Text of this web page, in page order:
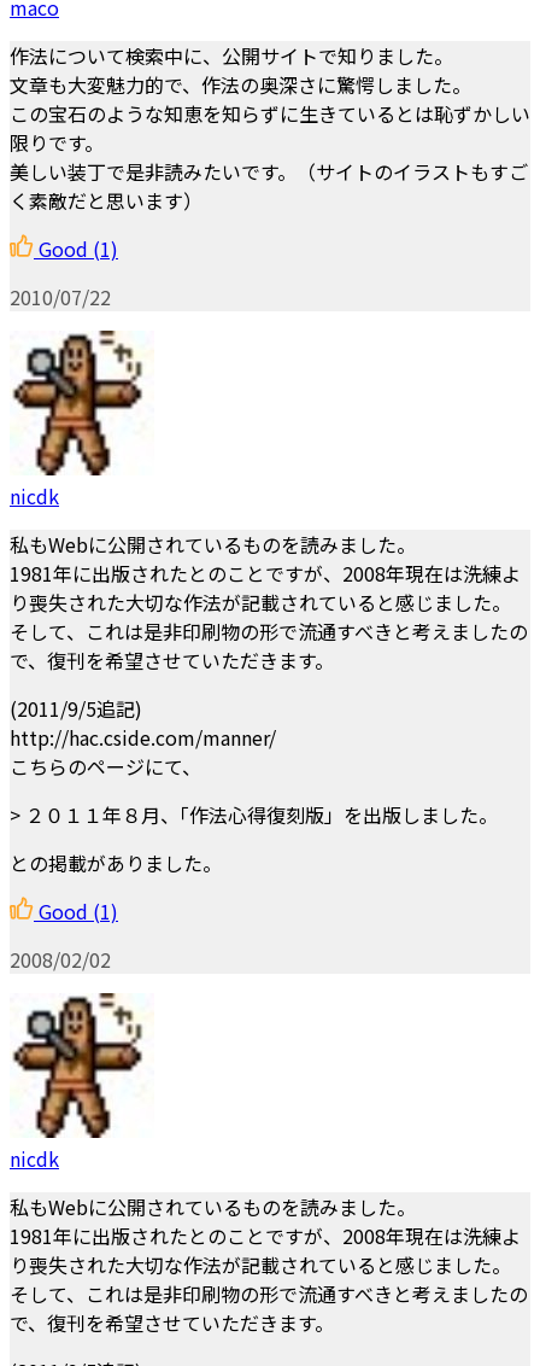
maco
作法について検索中に、公開サイトで知りました。
文章も大変魅力的で、作法の奥深さに驚愕しました。
この宝石のような知恵を知らずに生きているとは恥ずかしい
限りです。
美しい装丁で是非読みたいです。（サイトのイラストもすご
く素敵だと思います）
Good (1)
2010/07/22
nicdk
私もWebに公開されているものを読みました。
1981年に出版されたとのことですが、2008年現在は洗練よ
り喪失された大切な作法が記載されていると感じました。
そして、これは是非印刷物の形で流通すべきと考えましたの
で、復刊を希望させていただきます。
(2011/9/5追記)
http://hac.cside.com/manner/
こちらのページにて、
> ２０１１年８月、｢作法心得復刻版」を出版しました。
との掲載がありました。
Good (1)
2008/02/02
nicdk
私もWebに公開されているものを読みました。
1981年に出版されたとのことですが、2008年現在は洗練よ
り喪失された大切な作法が記載されていると感じました。
そして、これは是非印刷物の形で流通すべきと考えましたの
で、復刊を希望させていただきます。